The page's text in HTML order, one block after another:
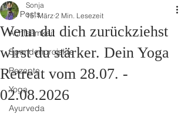
All Posts
Achtsamkeit
Spendenprojekte
Rezepte
Yoga
Ayurveda
Wenn du dich zurückziehst
wirst du stärker. Dein Yoga
Retreat vom 28.07. -
02.08.2026
Sonja
15. März 2 Min. Lesezeit